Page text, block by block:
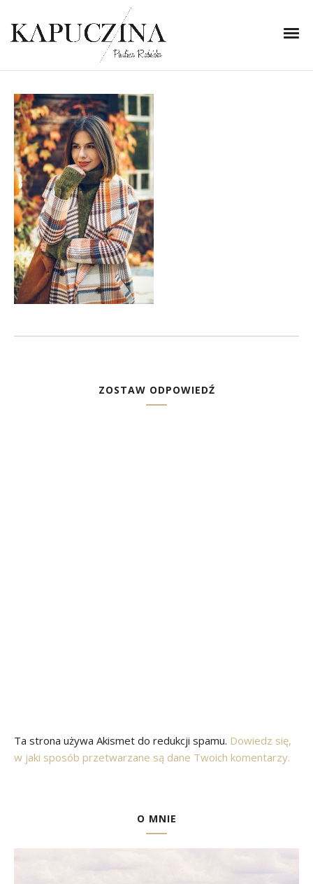
2 listopada 2018
IMG_9457
Written by
ZOSTAW ODPOWIEDŹ
Ta strona używa Akismet do redukcji spamu. Dowiedz się,
w jaki sposób przetwarzane są dane Twoich komentarzy.
O MNIE